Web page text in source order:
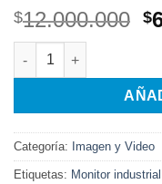
$12.000.000 $
Monitor pantalla táctil
Categoría: Imagen y Video
Etiquetas: Monitor industrial